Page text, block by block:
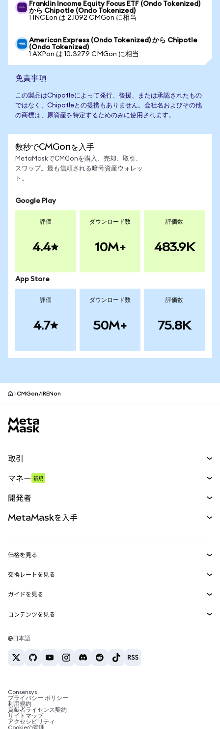
Franklin Income Equity Focus ETF (Ondo Tokenized)
から Chipotle (Ondo Tokenized)
1 INCEon は 2.1092 CMGon に相当
American Express (Ondo Tokenized) から Chipotle
(Ondo Tokenized)
1 AXPon は 10.3279 CMGon に相当
免責事項
この製品はChipotleによって発行、後援、または承認されたもの
ではなく、Chipotleとの提携もありません。会社名およびその他
の商標は、原資産を特定するためのみに使用されます。
数秒でCMGonを入手
MetaMaskでCMGonを購入、売却、取引、
スワップ。最も信頼される暗号資産ウォレッ
ト。
Google Play
評価
4.4
ダウンロード数
10M+
評価数
483.9K
App Store
評価
4.7
ダウンロード数
50M+
評価数
75.8K
CMGon/IRENon
取引
パーペチュアル
RWA
マネー 新規
開発者
MetaMask Connect
Snaps
Web3サービス
MetaMaskを入手
セキュリティ
サポート
キャリア
お問い合わせ
価格を見る
イーサリアムの価格
Solanaの価格
Tetherの価格
交換レートを見る
ETH→USD
USDT→INR
BTC→INR
ETH→USDT
ガイドを見る
ETHの購入
USDTの購入
SHIBの購入
BNBの購入
コンテンツを見る
Solanaウォレット
税制関連ニュース
暗号資産の購入方法は？
ビットコインを売るには？
日本語
Consensys
プライバシー ポリシー
利用規約
貢献者ライセンス契約
サイトマップ
アクセシビリティ
Cookieの管理